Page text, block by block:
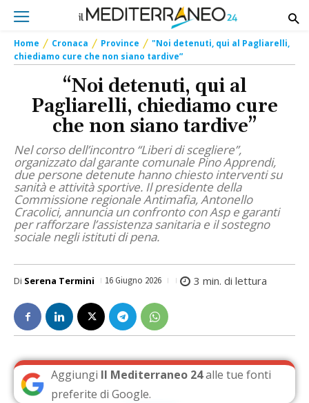
Home Cronaca Province
"Noi detenuti, qui al Pagliarelli,
chiediamo cure che non siano tardive”
“Noi detenuti, qui al
Pagliarelli, chiediamo cure
che non siano tardive”
Nel corso dell’incontro “Liberi di scegliere”,
organizzato dal garante comunale Pino Apprendi,
due persone detenute hanno chiesto interventi su
sanità e attività sportive. Il presidente della
Commissione regionale Antimafia, Antonello
Cracolici, annuncia un confronto con Asp e garanti
per rafforzare l’assistenza sanitaria e il sostegno
sociale negli istituti di pena.
Di Serena Termini 16 Giugno 2026 3 min. di lettura
Aggiungi Il Mediterraneo 24alle tue fonti
preferite di Google.